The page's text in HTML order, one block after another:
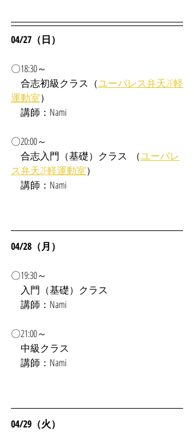
04/27（日）
〇18:30～
合志初級クラス（ユーパレス弁天2F軽
運動室）
講師：Nami
〇20:00～
合志入門（基礎）クラス  （ユーパレ
ス弁天2F軽運動室）
講師：Nami
04/28（月）
〇19:30～
入門（基礎）クラス
講師：Nami
〇21:00～
中級クラス
講師：Nami
04/29（火）